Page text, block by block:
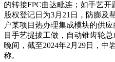
的转接FPC曲达毗连；如手艺
股权登记日为3月21日，防膨及
户某项目热办理集成模块的供
目手艺提拔工做，自动锥齿轮
晚间，截至2024年2月29日，中
称。